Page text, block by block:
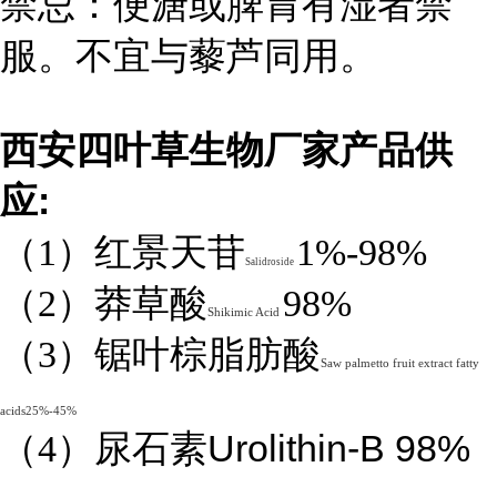
服。不宜与藜芦同用。
西安四叶草生物厂家产品供
应:
（1）红景天苷Salidroside 1%-98%
（2）莽草酸Shikimic Acid 98%
（3）锯叶棕脂肪酸Saw palmetto fruit extract fatty
acids25%-45%
（4） 尿石素Urolithin-B 98%